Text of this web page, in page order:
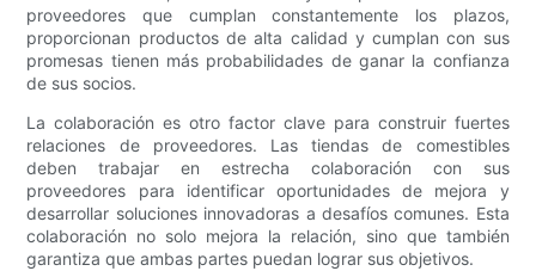
proveedores que cumplan constantemente los plazos,
proporcionan productos de alta calidad y cumplan con sus
promesas tienen más probabilidades de ganar la confianza
de sus socios.
La colaboración es otro factor clave para construir fuertes
relaciones de proveedores. Las tiendas de comestibles
deben trabajar en estrecha colaboración con sus
proveedores para identificar oportunidades de mejora y
desarrollar soluciones innovadoras a desafíos comunes. Esta
colaboración no solo mejora la relación, sino que también
garantiza que ambas partes puedan lograr sus objetivos.